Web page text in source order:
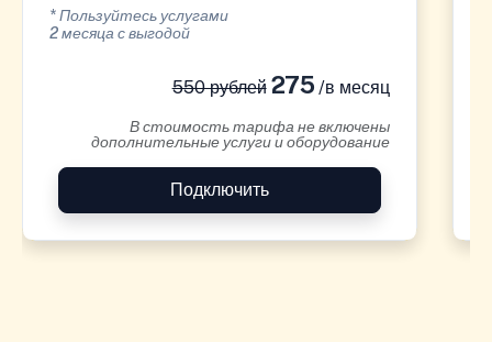
* Пользуйтесь услугами
2 месяца с выгодой
550 рублей275 /в месяц
В стоимость тарифа не включены
дополнительные услуги и оборудование
Подключить